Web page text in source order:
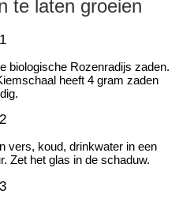
te laten groeien
1
biologische Rozenradijs zaden.
heeft 4 gram zaden
2
vers, koud, drinkwater in een
Zet het glas in de schaduw.
3